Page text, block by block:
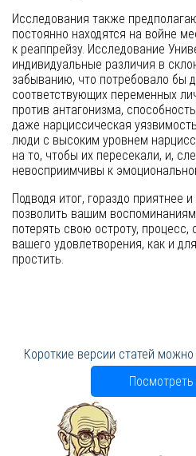
Исследования также
постоянно находятся на войне
к реаппрейзу. Исследование
индивидуальные различия в
забыванию, что потребовало бы
соответствующих переменных
против антагонизма,
даже нарциссическая
люди с высоким уровнем
на то, чтобы их пересекали, и,
невосприимчивы к
Подводя итог, гораздо приятнее
позволить вашим
потерять свою остроту,
вашего удовлетворения, как и
простить.
Короткие версии статей
Посмотреть